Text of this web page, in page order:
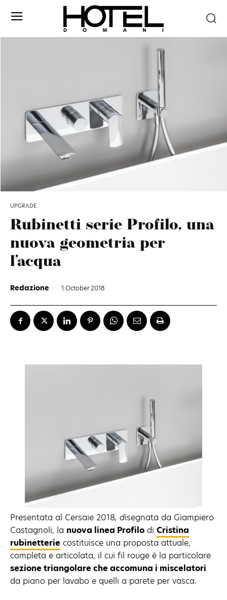
UPGRADE
Rubinetti serie Profilo, una
nuova geometria per
l’acqua
Redazione - 1 October 2018
Presentata al Cersaie 2018, disegnata da Giampiero
Castagnoli, la nuova linea Profilo di Cristina
rubinetterie costituisce una proposta attuale,
completa e articolata, il cui fil rouge è la particolare
sezione triangolare che accomuna i miscelatori
da piano per lavabo e quelli a parete per vasca.